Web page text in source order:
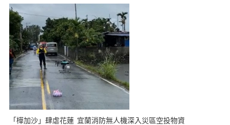
「樺加沙」肆虐花蓮 宜蘭消防無人機深入災區空投物資